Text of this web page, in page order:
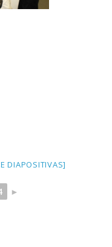
DIAPOSITIVAS]
►